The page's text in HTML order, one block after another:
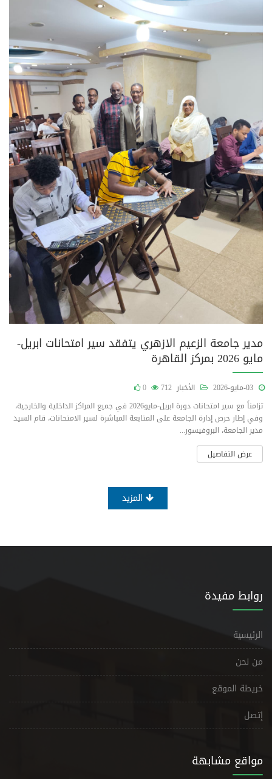
مدير جامعة الزعيم الازهري يتفقد سير امتحانات ابريل-
مايو 2026 بمركز القاهرة
الأخبار 712
0
تزامناً مع سير امتحانات دورة ابريل-مايو2026 في جميع المراكز الداخلية والخارجية،
وفي إطار حرص إدارة الجامعة على المتابعة المباشرة لسير الامتحانات، قام السيد
مدير الجامعة، البروفيسور...
عرض التفاصيل
روابط مفيدة
الرئيسية
من نحن
خريطة الموقع
إتصل
مواقع مشابهة